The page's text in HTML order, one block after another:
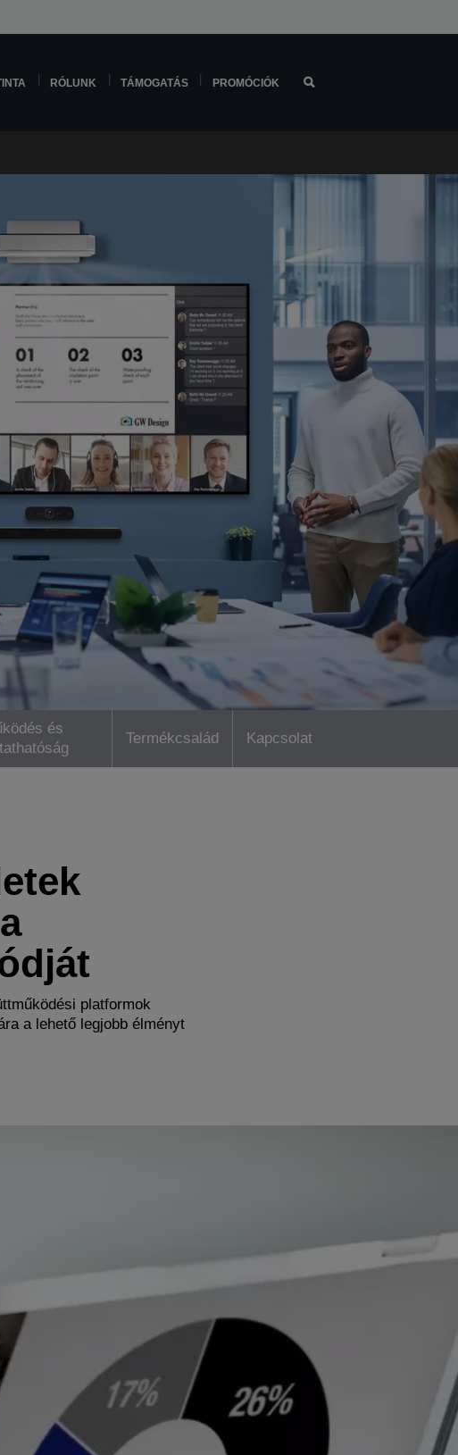
RÓLUNK TÁMOGATÁS PROMÓCIÓK
és
Termékcsalád Kapcsolat
platformok
a lehető legjobb élményt